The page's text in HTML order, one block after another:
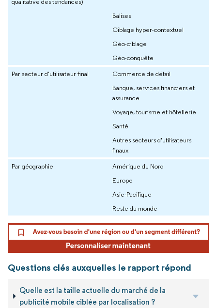
Balises
Ciblage hyper-contextuel
Géo-ciblage
Géo-conquête
Par secteur d'utilisateur final
Commerce de détail
Banque, services financiers et
assurance
Voyage, tourisme et hôtellerie
Santé
Autres secteurs d'utilisateurs
finaux
Par géographie
Amérique du Nord
Europe
Asie-Pacifique
Reste du monde
Questions clés auxquelles le rapport répond
Quelle est la taille actuelle du marché de la
publicité mobile ciblée par localisation ?